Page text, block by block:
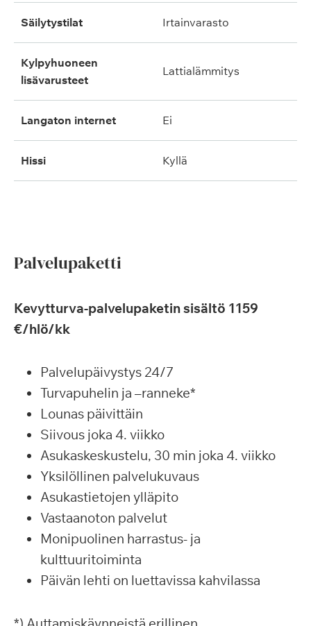
säilytystilat irtainvarasto
kylpyhuoneen
lisävarusteet
lattialämmitys
langaton internet ei
hissi kyllä
Palvelupaketti
Kevytturva-palvelupaketin sisältö 1159
€/hlö/kk
Palvelupäivystys 24/7
Turvapuhelin ja –ranneke*
Lounas päivittäin
Siivous joka 4. viikko
Asukaskeskustelu, 30 min joka 4. viikko
Yksilöllinen palvelukuvaus
Asukastietojen ylläpito
Vastaanoton palvelut
Monipuolinen harrastus- ja
kulttuuritoiminta
Päivän lehti on luettavissa kahvilassa